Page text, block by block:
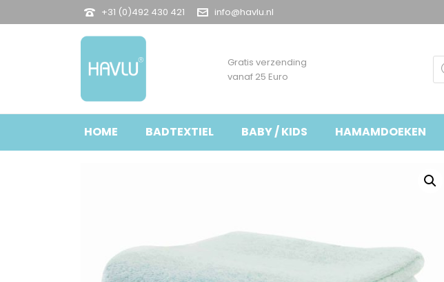
+31 (0)492 430 421 info@havlu.nl
Gratis verzending
vanaf 25 Euro
HOME BADTEXTIEL BABY / KIDS HAMAMDOEKEN